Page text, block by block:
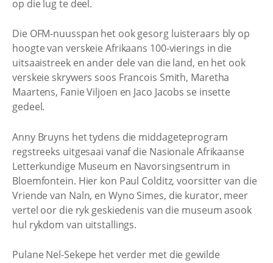
op die lug te deel.
Die OFM-nuusspan het ook gesorg luisteraars bly op
hoogte van verskeie Afrikaans 100-vierings in die
uitsaaistreek en ander dele van die land, en het ook
verskeie skrywers soos Francois Smith, Maretha
Maartens, Fanie Viljoen en Jaco Jacobs se insette
gedeel.
Anny Bruyns het tydens die middageteprogram
regstreeks uitgesaai vanaf die Nasionale Afrikaanse
Letterkundige Museum en Navorsingsentrum in
Bloemfontein. Hier kon Paul Colditz, voorsitter van die
Vriende van Naln, en Wyno Simes, die kurator, meer
vertel oor die ryk geskiedenis van die museum asook
hul rykdom van uitstallings.
Pulane Nel-Sekepe het verder met die gewilde